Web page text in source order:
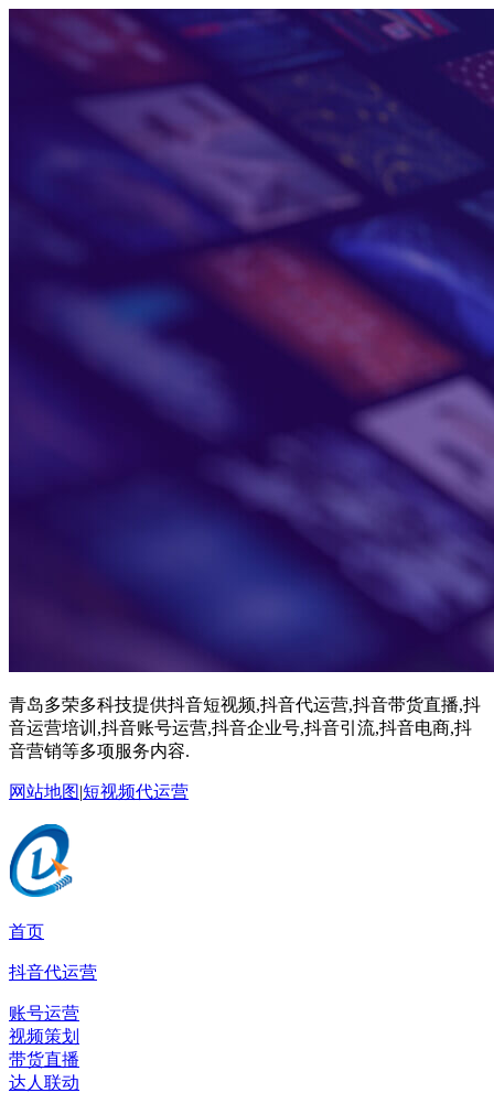
青岛多荣多科技提供抖音短视频,抖音代运营,抖音带货直播,抖
音运营培训,抖音账号运营,抖音企业号,抖音引流,抖音电商,抖
音营销等多项服务内容.
网站地图|短视频代运营
首页
抖音代运营
账号运营
视频策划
带货直播
达人联动